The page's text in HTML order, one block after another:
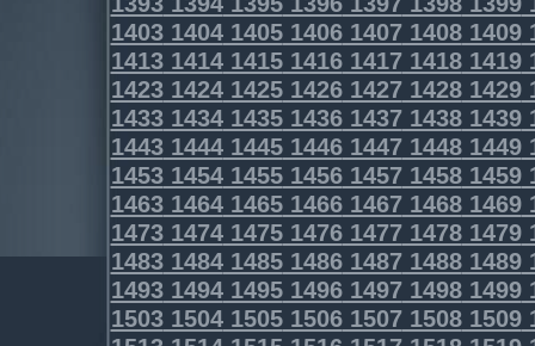
1403140414051406140714081409
1413141414151416141714181419
1423142414251426142714281429
1433143414351436143714381439
1443144414451446144714481449
1453145414551456145714581459
1463146414651466146714681469
1473147414751476147714781479
1483148414851486148714881489
1493149414951496149714981499
1503150415051506150715081509